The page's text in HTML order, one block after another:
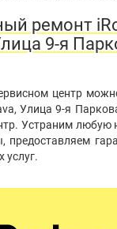
ремонт
9-я
центр
Улица 9-я
Устраним любую
предоставляем